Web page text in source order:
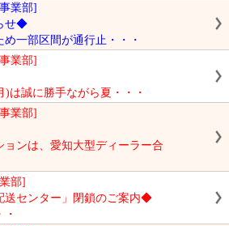
業部]
せ◆
一部区間が通行止・・・
業部]
は誠に勝手ながら夏・・・
業部]
ョンは、愛知大型ディーラー合
部]
センター」閉鎖のご案内◆